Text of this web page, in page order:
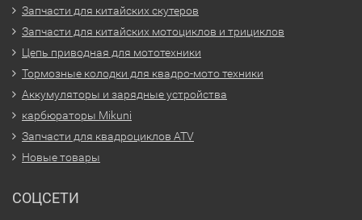
Запчасти для китайских скутеров
Запчасти для китайских мотоциклов и трициклов
Цепь приводная для мототехники
Тормозные колодки для квадро-мото техники
Аккумуляторы и зарядные устройства
карбюраторы Mikuni
Запчасти для квадроциклов ATV
Новые товары
СОЦСЕТИ